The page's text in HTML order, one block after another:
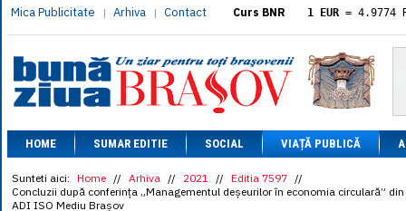
Mica Publicitate | Arhiva | Contact Curs BNR 1 EUR = 4.9774
= 5.8304
1 XAU= 464.4611
1 AED= 1.1933
1 AUD= 2.7957
1 BGN= 2.5449
1 CAD= 3.1559
1 CHF= 5.2813
1 CZK = 0.1993
HOME SUMAR EDITIE SOCIAL VIAȚĂ PUBLICĂ
Sunteti aici: Home // Arhiva // 2021 // Editia 7597 //
Concluzii după conferința „Managementul deșeurilor în economia circulară”
ADI ISO Mediu Brașov